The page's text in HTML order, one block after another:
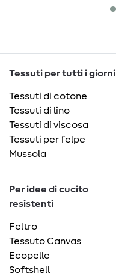
Tessuti per tutti i giorni
Tessuti di cotone
Tessuti di lino
Tessuti di viscosa
Tessuti per felpe
Mussola
Per idee di cucito
resistenti
Feltro
Tessuto Canvas
Ecopelle
Softshell